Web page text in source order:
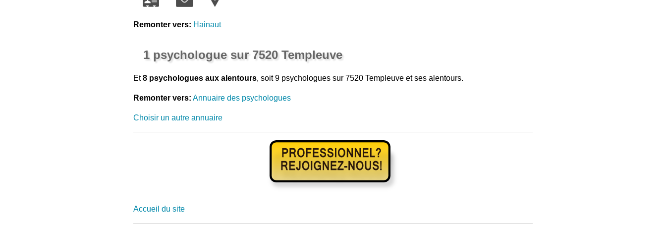
Remonter vers: Hainaut
1 psychologue sur 7520 Templeuve
Et8 psychologues aux alentours, soit 9 psychologues sur 7520 Templeuve et ses alentours.
Remonter vers: Annuaire des psychologues
Choisir un autre annuaire
Accueil du site